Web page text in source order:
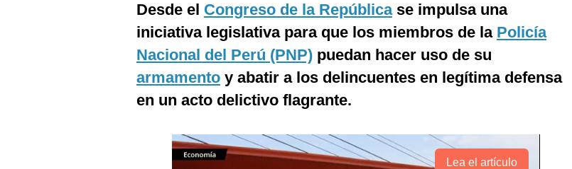
Desde el Congreso de la Repúblicase impulsa una
iniciativa legislativa para que los miembros de la Policía
Nacional del Perú (PNP) puedan hacer uso de su
armamento y abatir a los delincuentes en legítima defensa
en un acto delictivo flagrante.
Lea el artículo